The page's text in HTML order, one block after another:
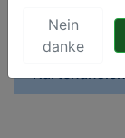
Nein
danke